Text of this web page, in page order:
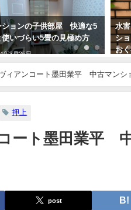
ションの子供部屋 快適な5
使いづらい5畳の見極め方
年3月26日
水
シ
お
ィアンコート墨田業平 中古マンシ
押上
ート墨田業平
post